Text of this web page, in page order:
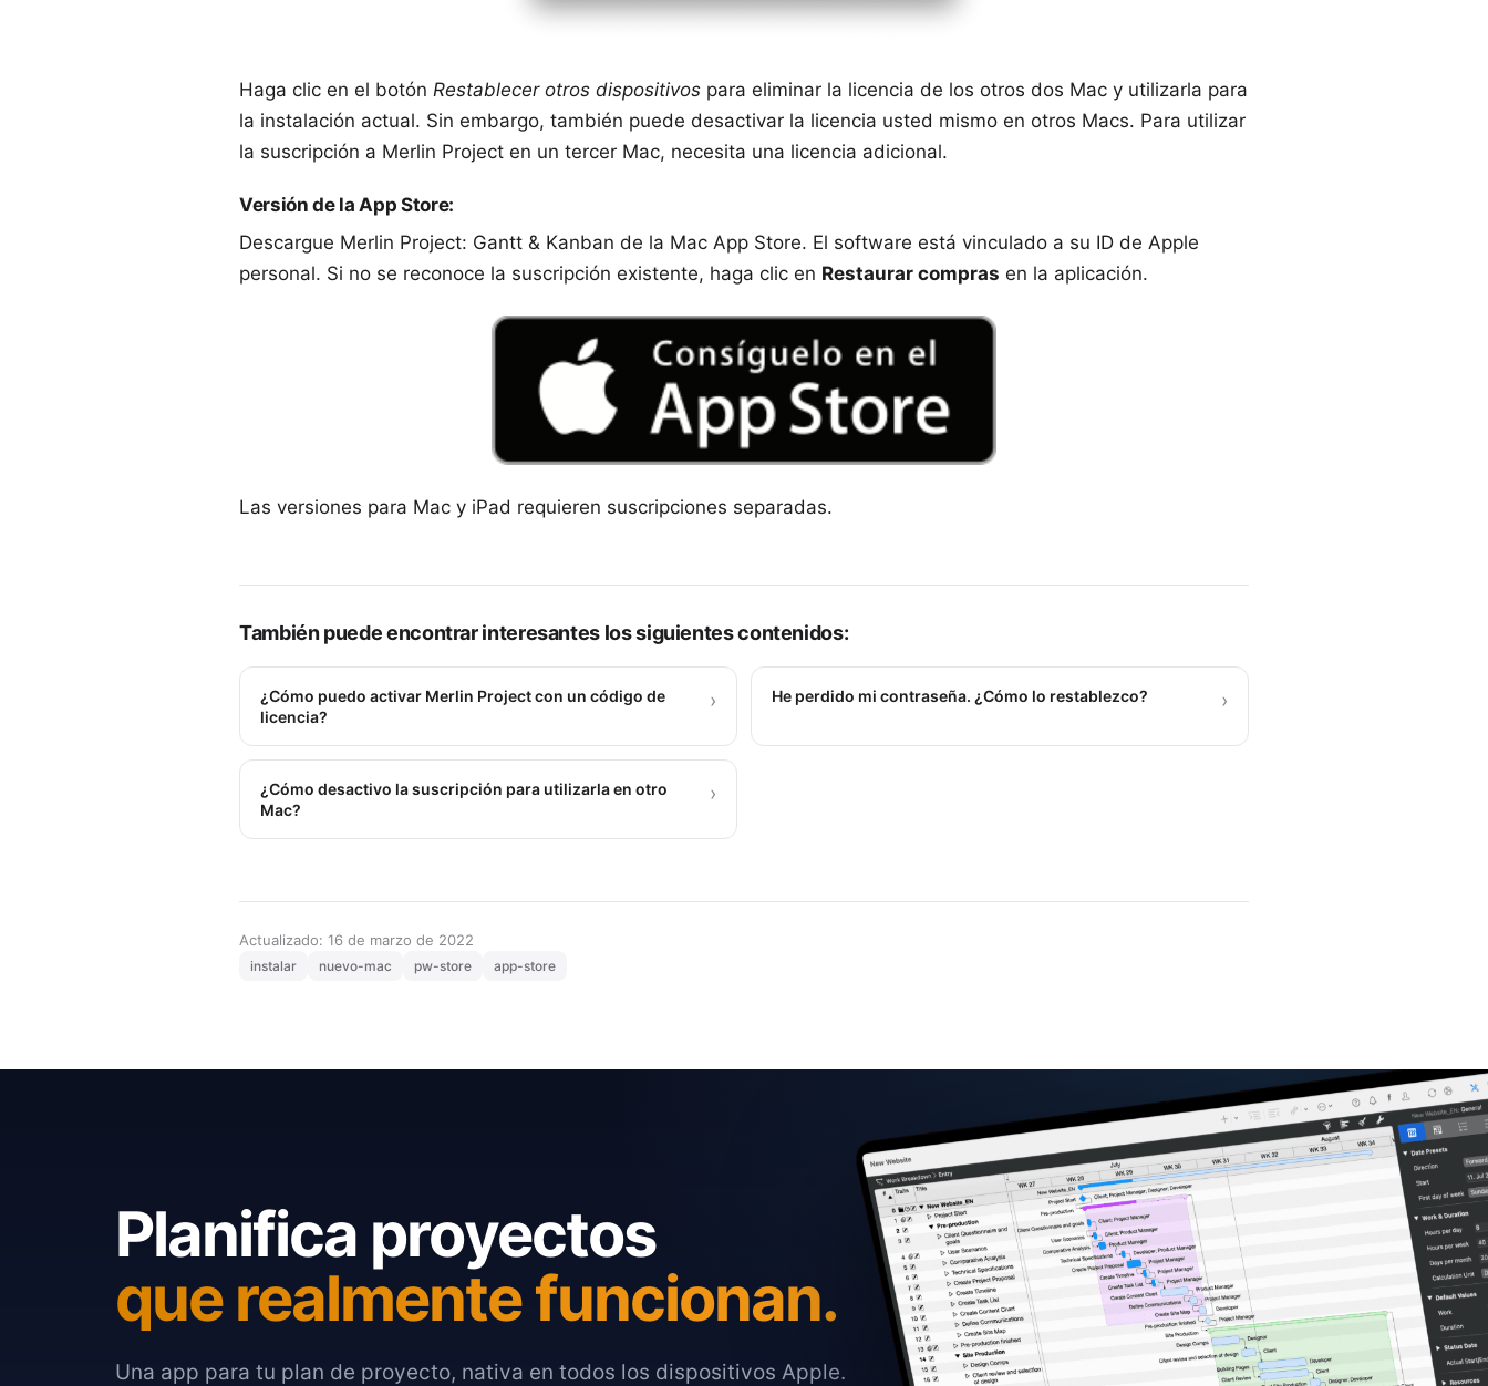
Haga clic en el botón Restablecer otros dispositivos para eliminar la licencia de los otros dos Mac y utilizarla para
la instalación actual. Sin embargo, también puede desactivar la licencia usted mismo en otros Macs. Para utilizar
la suscripción a Merlin Project en un tercer Mac, necesita una licencia adicional.
Versión de la App Store:
Descargue Merlin Project: Gantt & Kanban de la Mac App Store. El software está vinculado a su ID de Apple
personal. Si no se reconoce la suscripción existente, haga clic en Restaurar compras en la aplicación.
Las versiones para Mac y iPad requieren suscripciones separadas.
También puede encontrar interesantes los siguientes contenidos:
¿Cómo puedo activar Merlin Project con un código de
licencia?
› He perdido mi contraseña. ¿Cómo lo restablezco? ›
¿Cómo desactivo la suscripción para utilizarla en otro
Mac?
›
Actualizado: 16 de marzo de 2022
instalar nuevo-mac pw-store app-store
Planifica proyectos
que realmente funcionan.
Una app para tu plan de proyecto, nativa en todos los dispositivos Apple.